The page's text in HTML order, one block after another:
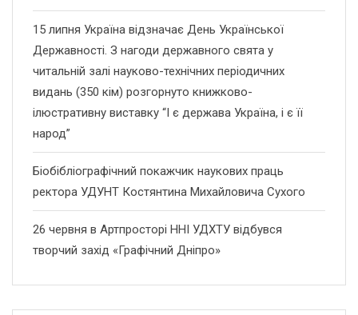
15 липня Україна відзначає День Української
Державності. З нагоди державного свята у
читальній залі науково-технічних періодичних
видань (350 кім) розгорнуто книжково-
ілюстративну виставку “І є держава Україна, і є її
народ”
Біобібліографічний покажчик наукових праць
ректора УДУНТ Костянтина Михайловича Сухого
26 червня в Артпросторі ННІ УДХТУ відбувся
творчий захід «Графічний Дніпро»